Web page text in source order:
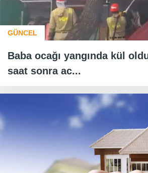
GÜNCEL
Baba ocağı yangında kül
saat sonra ac...